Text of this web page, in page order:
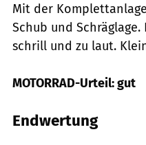
Mit der
Schub und
schrill und zu laut.
MOTORRAD-Urteil: gut
Endwertung